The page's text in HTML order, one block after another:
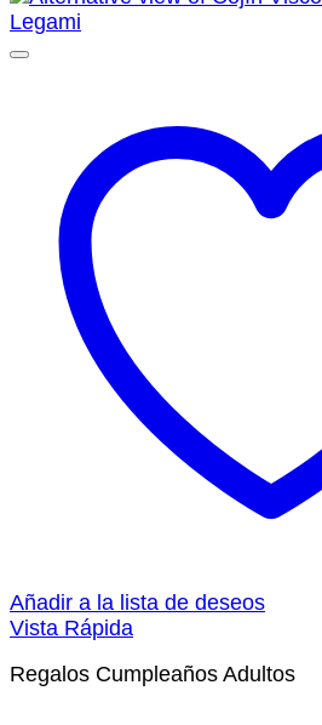
Añadir a la lista de deseos
Vista Rápida
Regalos Cumpleaños Adultos